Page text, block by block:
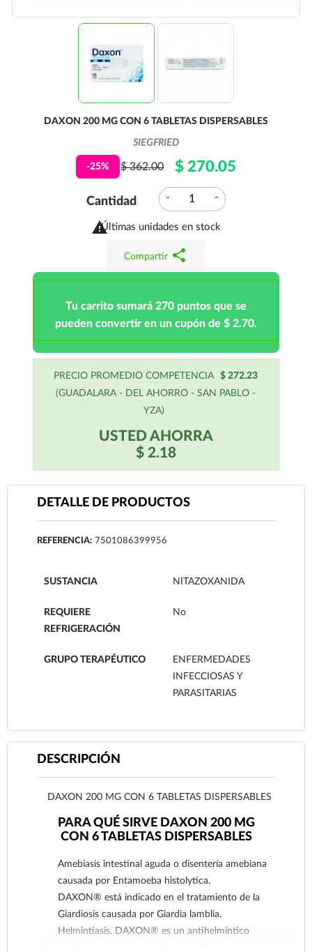
DAXON 200 MG CON 6 TABLETAS DISPERSABLES
SIEGFRIED
-25% $ 362.00 $ 270.05
Cantidad expand_more expand_less

Últimas unidades en stock
Compartir share
Tu carrito sumará 270 puntos que se
pueden convertir en un cupón de $ 2.70.
PRECIO PROMEDIO COMPETENCIA
$ 272.23
(GUADALARA - DEL AHORRO - SAN PABLO -
YZA)
USTED AHORRA
$ 2.18
DETALLE DE PRODUCTOS
REFERENCIA: 7501086399956
SUSTANCIA NITAZOXANIDA
REQUIERE
REFRIGERACIÓN
No
GRUPO TERAPÉUTICO
ENFERMEDADES
INFECCIOSAS Y
PARASITARIAS
DESCRIPCIÓN
DAXON 200 MG CON 6 TABLETAS DISPERSABLES
PARA QUÉ SIRVE DAXON 200 MG
CON 6 TABLETAS DISPERSABLES
Amebiasis intestinal aguda o disentería amebiana
causada por Entamoeba histolytica.
DAXON® está indicado en el tratamiento de la
Giardiosis causada por Giardia lamblia.
Helmintiasis. DAXON® es un antihelmíntico